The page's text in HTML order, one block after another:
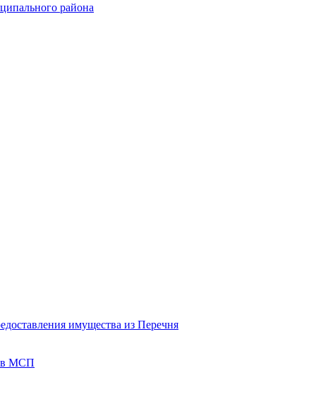
района
имущества из Перечня
МСП